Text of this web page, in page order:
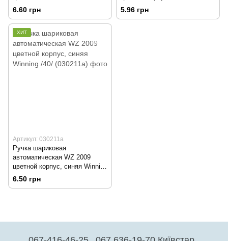
корпус, синяя Winning /12/
6.60 грн
/40 /
5.96 грн
ХИТ
Артикул: 030211a
Ручка шариковая
автоматическая WZ 2009
цветной корпус, синяя Winning
/40/
6.50 грн